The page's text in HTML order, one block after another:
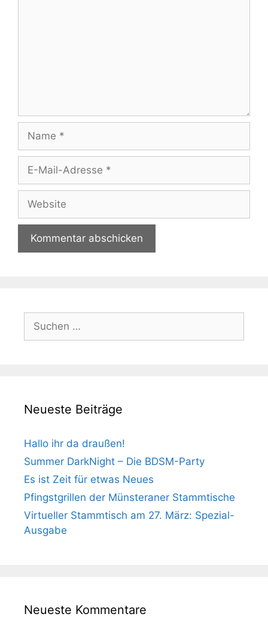
Name
Adresse
Website
Suchen
nach:
Neueste Beiträge
Hallo ihr da draußen!
Summer DarkNight – Die BDSM-Party
Es ist Zeit für etwas Neues
Pfingstgrillen der Münsteraner Stammtische
Virtueller Stammtisch am 27. März: Spezial-
Ausgabe
Neueste Kommentare